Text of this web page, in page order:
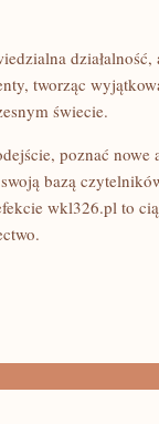
działalność,
tworząc
świecie.
poznać nowe
bazą
wkl326.pl to